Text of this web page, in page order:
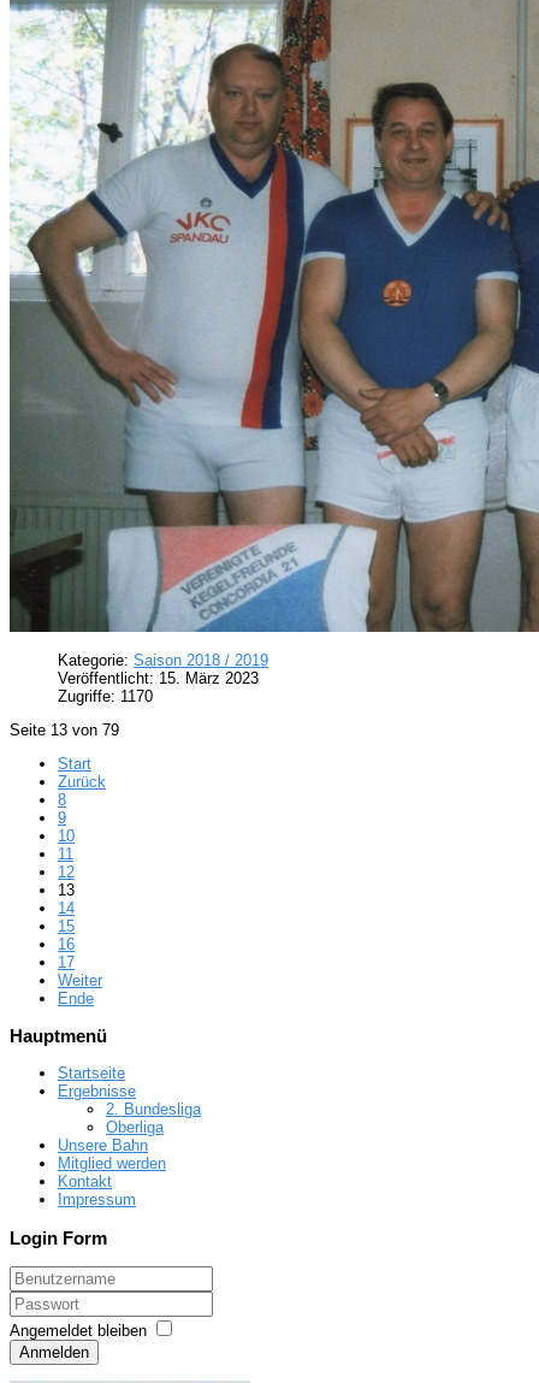
Kategorie: Saison 2018 / 2019
Veröffentlicht: 15. März 2023
Zugriffe: 1170
Seite 13 von 79
Start
Zurück
8
9
10
11
12
13
14
15
16
17
Weiter
Ende
Hauptmenü
Startseite
Ergebnisse
2. Bundesliga
Oberliga
Unsere Bahn
Mitglied werden
Kontakt
Impressum
Login Form
Angemeldet bleiben
Anmelden